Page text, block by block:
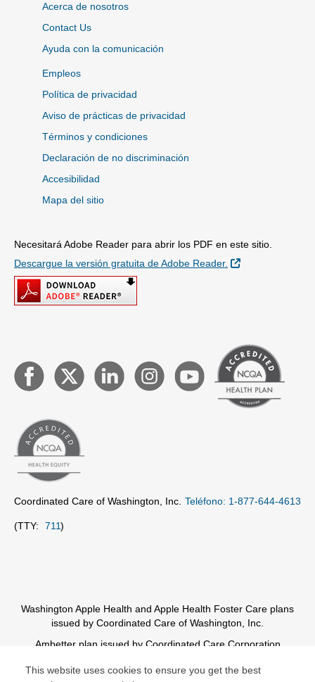
This website uses cookies to ensure you get the best
Acerca de nosotros
Contact Us
Ayuda con la comunicación
Empleos
Política de privacidad
Aviso de prácticas de privacidad
Términos y condiciones
Declaración de no discriminación
Accesibilidad
Mapa del sitio
Necesitará Adobe Reader para abrir los PDF en este sitio.
Descargue la versión gratuita de Adobe Reader.
Sitio Externo
Coordinated Care of Washington, Inc. Teléfono: 1-877-644-4613
(TTY: 711)
Washington Apple Health and Apple Health Foster Care plans
issued by Coordinated Care of Washington, Inc.
Ambetter plan issued by Coordinated Care Corporation
© Copyright 2026 Centene Corporation